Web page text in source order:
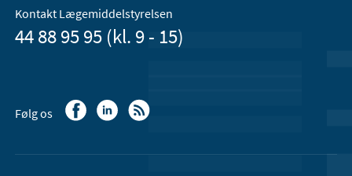
Kontakt Lægemiddelstyrelsen
44 88 95 95 (kl. 9 - 15)
Følg os